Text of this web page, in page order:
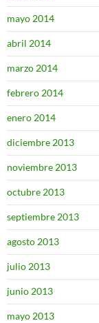
mayo 2014
abril 2014
marzo 2014
febrero 2014
enero 2014
diciembre 2013
noviembre 2013
octubre 2013
septiembre 2013
agosto 2013
julio 2013
junio 2013
mayo 2013